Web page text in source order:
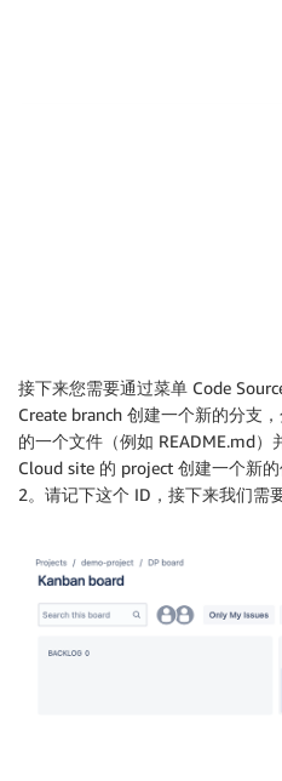
接下来您需要通过菜单 Code
Create branch 创建一个新的分支
的一个文件（例如 README.md）
Cloud site 的 project 创建一个新
2。请记下这个 ID，接下来我们需